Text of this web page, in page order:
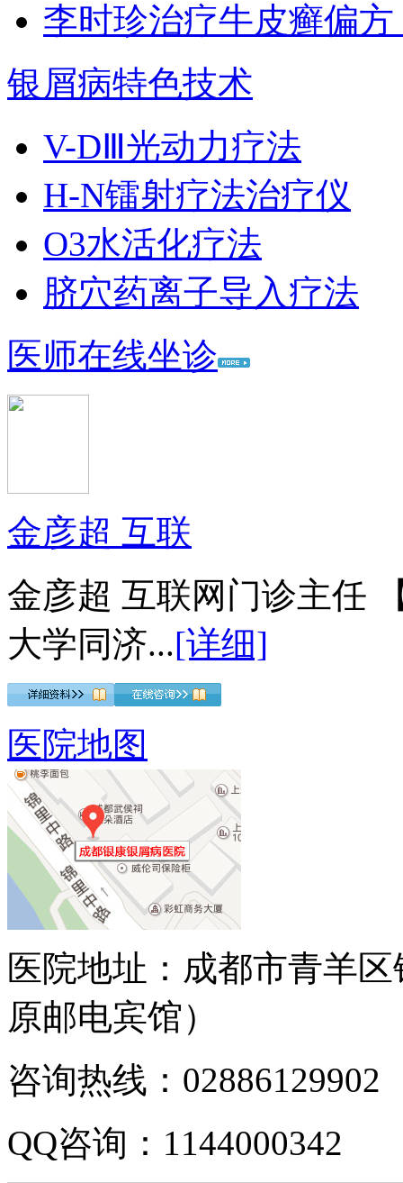
李时珍治疗牛皮癣偏
银屑病特色技术
V-DⅢ光动力疗法
H-N镭射疗法治疗仪
O3水活化疗法
脐穴药离子导入疗法
医师在线坐诊
金彦超 互联
金彦超 互联网门诊主任
大学同济...[详细]
医院地图
医院地址：成都市青羊
原邮电宾馆）
咨询热线：02886129902
QQ咨询：1144000342